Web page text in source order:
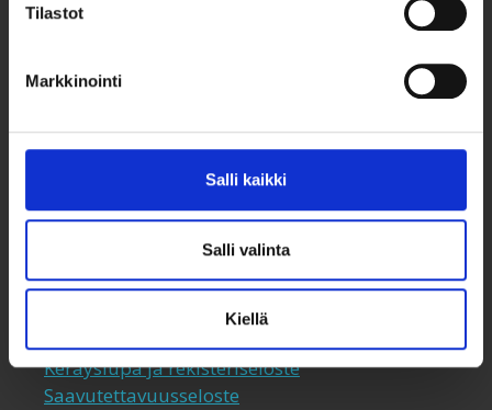
Tilastot
Markkinointi
Salli kaikki
Salli valinta
Kiellä
Siltasaarenkatu 4, 7. krs,
00530 Helsinki
050 341 5507
Taksvärkki-keräys
Yhteystiedot
Keräyslupa ja rekisteriseloste
Saavutettavuusseloste